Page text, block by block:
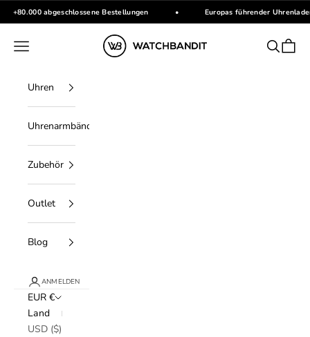
Zum Inhalt springen
+80.000 abgeschlossene Bestellungen • Europas führender
WATCHBANDIT
Menü Suchen
Uhren
Uhrenarmbänder
Zubehör
Outlet
Blog
ANMELDEN
EUR €
Land
USD ($)